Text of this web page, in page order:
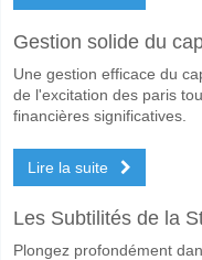
Gestion solide du
Une gestion efficace du
de l'excitation des paris
financières significatives.
Lire la suite
Les Subtilités de la
Plongez profondément